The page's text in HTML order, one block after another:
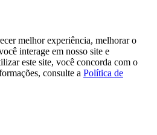
melhor experiência, melhorar o
interage em nosso site e
este site, você concorda com o
consulte a Política de